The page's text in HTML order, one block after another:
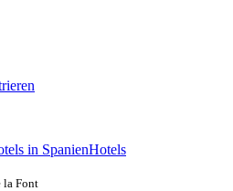
in SpanienHotels
la Font